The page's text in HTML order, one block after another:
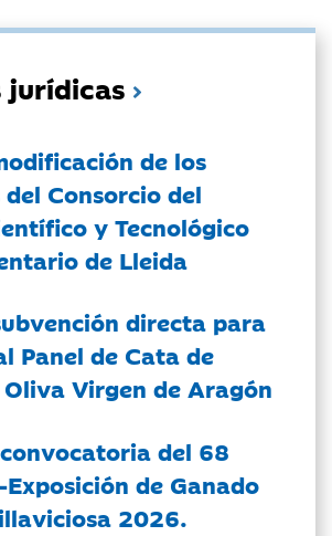
jurídicas
de los
Consorcio del
y Tecnológico
de Lleida
directa para
Panel de Cata de
Virgen de Aragón
del 68
de Ganado
2026.